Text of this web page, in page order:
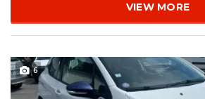
VIEW MORE
6